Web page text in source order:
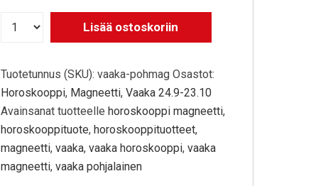
Lisää ostoskoriin
Tuotetunnus (SKU): vaaka-pohmag Osastot:
Horoskooppi, Magneetti, Vaaka 24.9-23.10
Avainsanat tuotteelle horoskooppi magneetti,
horoskooppituote, horoskooppituotteet,
magneetti, vaaka, vaaka horoskooppi, vaaka
magneetti, vaaka pohjalainen